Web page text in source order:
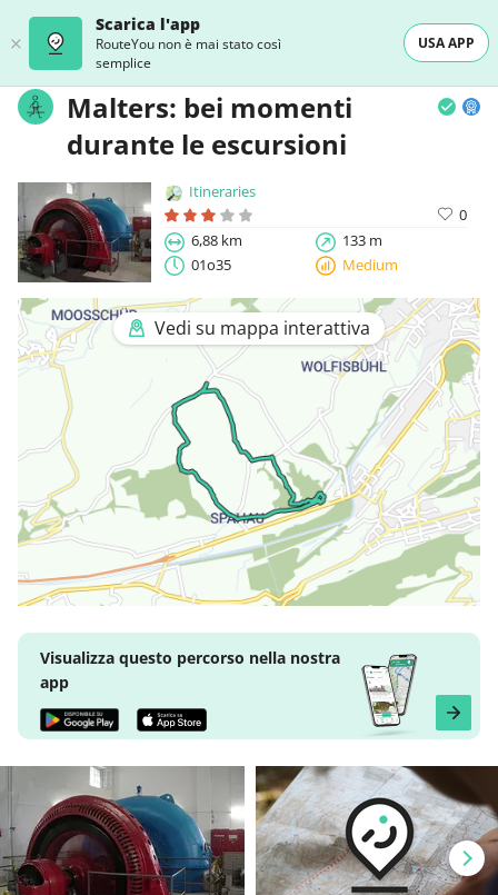
Scarica l'app
RouteYou non è mai stato così
semplice
USA APP
Malters: bei momenti
durante le escursioni
Itineraries
0
6,88 km
133 m
01o35
Medium
Vedi su mappa interattiva
Visualizza questo percorso nella nostra
app